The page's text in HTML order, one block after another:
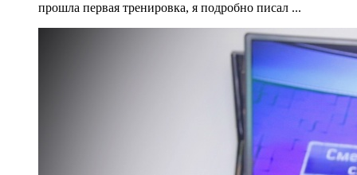
прошла первая тренировка, я подробно писал ...